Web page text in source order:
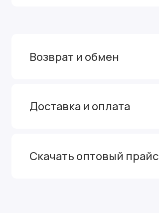
Возврат и обмен
Доставка и оплата
Скачать оптовый прайс